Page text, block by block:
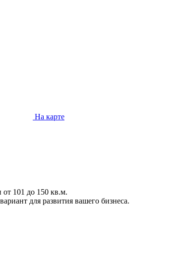
На карте
101 до 150 кв.м.
для развития вашего бизнеса.